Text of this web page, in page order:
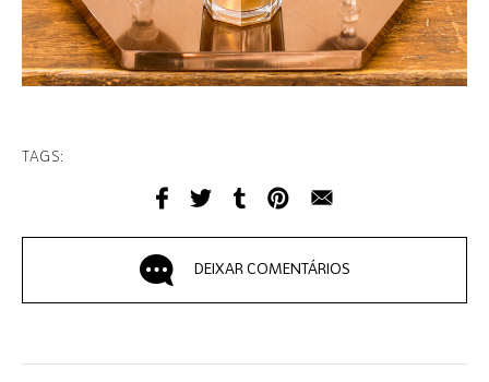
TAGS:
DEIXAR COMENTÁRIOS